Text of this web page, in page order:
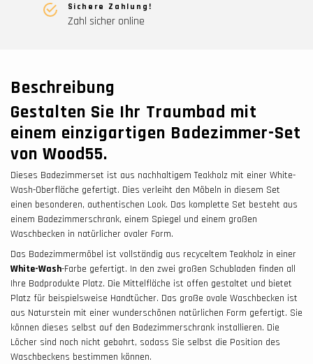
Sichere Zahlung!
Zahl sicher online
Beschreibung
Gestalten Sie Ihr Traumbad mit
einem einzigartigen Badezimmer-Set
von Wood55.
Dieses Badezimmerset ist aus nachhaltigem Teakholz mit einer White-
Wash-Oberfläche gefertigt. Dies verleiht den Möbeln in diesem Set
einen besonderen, authentischen Look. Das komplette Set besteht aus
einem Badezimmerschrank, einem Spiegel und einem großen
Waschbecken in natürlicher ovaler Form.
Das Badezimmermöbel ist vollständig aus recyceltem Teakholz in einer
White-Wash-Farbe gefertigt. In den zwei großen Schubladen finden all
Ihre Badprodukte Platz. Die Mittelfläche ist offen gestaltet und bietet
Platz für beispielsweise Handtücher. Das große ovale Waschbecken ist
aus Naturstein mit einer wunderschönen natürlichen Form gefertigt. Sie
können dieses selbst auf den Badezimmerschrank installieren. Die
Löcher sind noch nicht gebohrt, sodass Sie selbst die Position des
Waschbeckens bestimmen können.